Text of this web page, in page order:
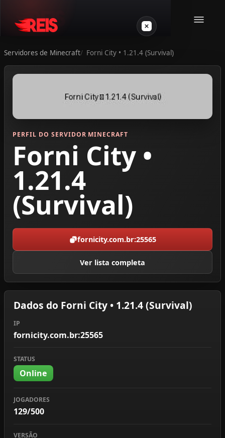
Minecraft
Outros jogos
Login
Servidores de Minecraft Forni City • 1.21.4 (Survival)
PERFIL DO SERVIDOR MINECRAFT
Forni City •
1.21.4
(Survival)
fornicity.com.br:25565
Ver lista completa
Dados do Forni City • 1.21.4 (Survival)
IP
fornicity.com.br:25565
STATUS
Online
JOGADORES
129/500
VERSÃO